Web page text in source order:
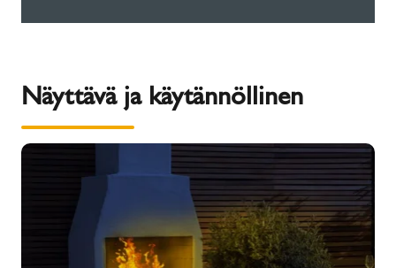
Näyttävä ja käytännöllinen